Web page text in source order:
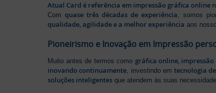
Atual Card é referência em impressão gráfica online
Comquase três décadas de experiência, somos
qualidade, agilidade e a melhor experiência aos
Pioneirismo e Inovação em Impressão
Muito antes de termos como gráfica online,
inovando continuamente , investindo em tecnologia
soluções inteligentes que atendem às suas